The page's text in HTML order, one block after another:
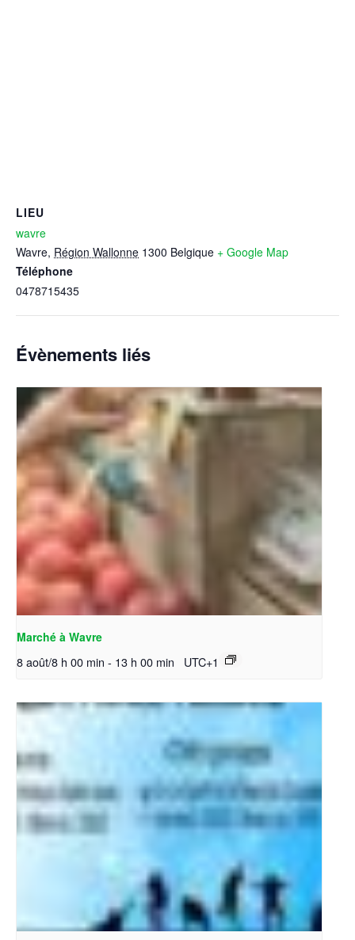
LIEU
wavre
Wavre, Région Wallonne 1300 Belgique + Google Map
Téléphone
0478715435
Évènements liés
Marché à Wavre
8 août/8 h 00 min - 13 h 00 min UTC+1